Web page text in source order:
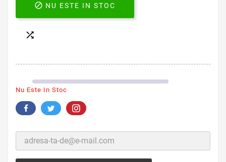
 NU ESTE IN STOC

Nu Este In Stoc